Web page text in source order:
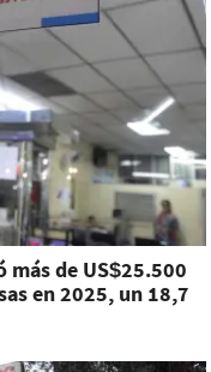
más de US$25.500
en 2025, un 18,7